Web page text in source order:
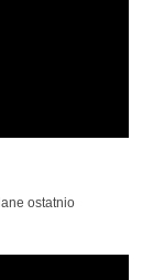
ostatnio